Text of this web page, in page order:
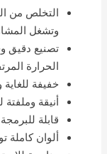
التخلص من
وتشغل
تصنيع دقيق
الحرارة
خفيفة
أنيقة وملفتة
قابلة
ألوان